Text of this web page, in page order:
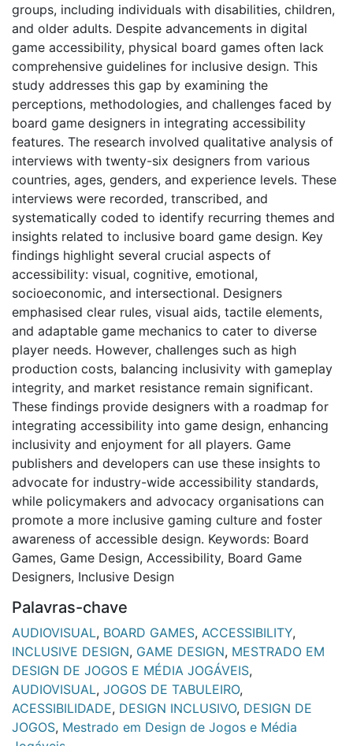
groups, including individuals with disabilities, children,
and older adults. Despite advancements in digital
game accessibility, physical board games often lack
comprehensive guidelines for inclusive design. This
study addresses this gap by examining the
perceptions, methodologies, and challenges faced by
board game designers in integrating accessibility
features. The research involved qualitative analysis of
interviews with twenty-six designers from various
countries, ages, genders, and experience levels. These
interviews were recorded, transcribed, and
systematically coded to identify recurring themes and
insights related to inclusive board game design. Key
findings highlight several crucial aspects of
accessibility: visual, cognitive, emotional,
socioeconomic, and intersectional. Designers
emphasised clear rules, visual aids, tactile elements,
and adaptable game mechanics to cater to diverse
player needs. However, challenges such as high
production costs, balancing inclusivity with gameplay
integrity, and market resistance remain significant.
These findings provide designers with a roadmap for
integrating accessibility into game design, enhancing
inclusivity and enjoyment for all players. Game
publishers and developers can use these insights to
advocate for industry-wide accessibility standards,
while policymakers and advocacy organisations can
promote a more inclusive gaming culture and foster
awareness of accessible design. Keywords: Board
Games, Game Design, Accessibility, Board Game
Designers, Inclusive Design
Palavras-chave
AUDIOVISUAL, BOARD GAMES, ACCESSIBILITY,
INCLUSIVE DESIGN, GAME DESIGN, MESTRADO EM
DESIGN DE JOGOS E MÉDIA JOGÁVEIS,
AUDIOVISUAL, JOGOS DE TABULEIRO,
ACESSIBILIDADE, DESIGN INCLUSIVO, DESIGN DE
JOGOS, Mestrado em Design de Jogos e Média